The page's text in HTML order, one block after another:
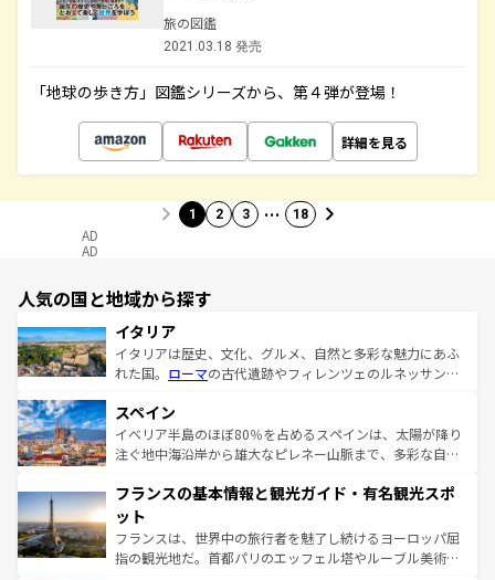
旅の図鑑
2021.03.18 発売
「地球の歩き方」図鑑シリーズから、第４弾が登場！
詳細を見る
1 2 3 … 18
AD
AD
人気の国と地域から探す
イタリア
イタリアは歴史、文化、グルメ、自然と多彩な魅力にあふ
れた国。 ローマの古代遺跡やフィレンツェのルネッサンス
ろん、トスカーナの美しい田園風景やアマルフィ海岸の絶
景など、自然景観も見逃せない。観光の合間には、本場の
ピザやパスタなど、絶品のイタリア料理を堪能することも
ませてくれるイタリアで、忘れられない旅をしてみよう！
なお、新着のイタリア情報は
しい。
スペイン
イベリア半島のほぼ80％を占めるスペインは、太陽が降り
注ぐ地中海沿岸から雄大なピレネー山脈まで、多彩な自然
文化が根付くこの国では、情熱的なフラメンコ、熱気あふ
れる闘牛、そして美味しいタパスが生活の一部となってい
る。首都マドリードの洗練された雰囲気や、バルセロナの
アートに溢れた街角から、地方では古代ローマ遺跡や中世
フランスの基本情報と観光ガイド・有名観光スポ
ット
フランスは、世界中の旅行者を魅了し続けるヨーロッパ屈
指の観光地だ。首都パリのエッフェル塔やルーブル美術館